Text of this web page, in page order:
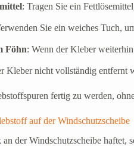
: Tragen Sie ein
Sie ein weiches Tuch,
Föhn: Wenn der Kleber
Kleber nicht vollständig entfernt
fertig zu werden,
auf der Windschutzscheibe
der Windschutzscheibe